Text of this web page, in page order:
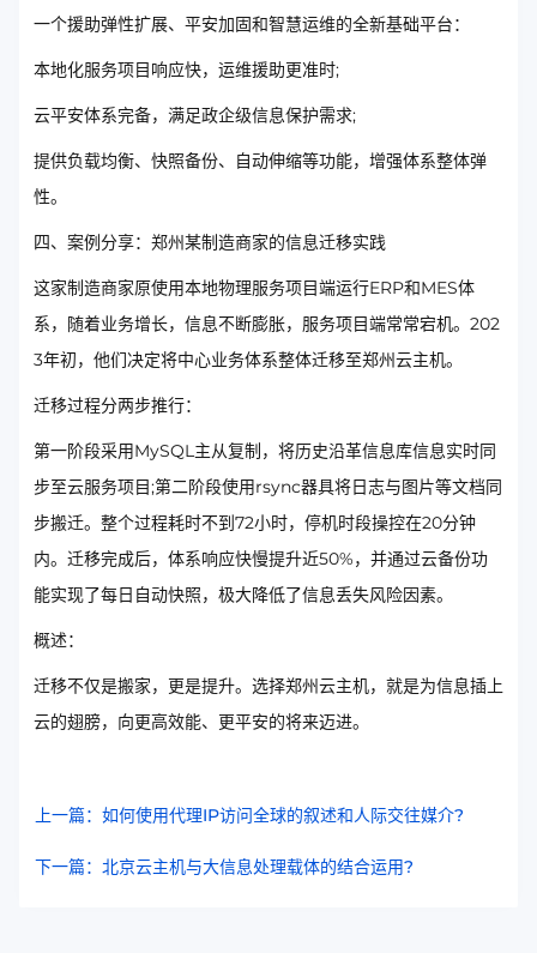
一个援助弹性扩展、平安加固和智慧运维的全新基础平台：
本地化服务项目响应快，运维援助更准时;
云平安体系完备，满足政企级信息保护需求;
提供负载均衡、快照备份、自动伸缩等功能，增强体系整体弹
性。
四、案例分享：郑州某制造商家的信息迁移实践
这家制造商家原使用本地物理服务项目端运行ERP和MES体
系，随着业务增长，信息不断膨胀，服务项目端常常宕机。202
3年初，他们决定将中心业务体系整体迁移至郑州云主机。
迁移过程分两步推行：
第一阶段采用MySQL主从复制，将历史沿革信息库信息实时同
步至云服务项目;第二阶段使用rsync器具将日志与图片等文档同
步搬迁。整个过程耗时不到72小时，停机时段操控在20分钟
内。迁移完成后，体系响应快慢提升近50%，并通过云备份功
能实现了每日自动快照，极大降低了信息丢失风险因素。
概述：
迁移不仅是搬家，更是提升。选择郑州云主机，就是为信息插上
云的翅膀，向更高效能、更平安的将来迈进。
上一篇：如何使用代理IP访问全球的叙述和人际交往媒介?
下一篇：北京云主机与大信息处理载体的结合运用?